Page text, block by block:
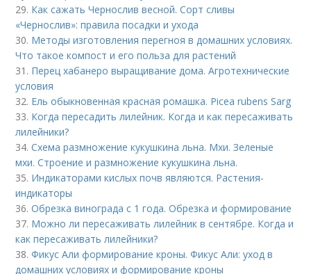
29. Как сажать Чернослив весной. Сорт сливы
«Чернослив»: правила посадки и ухода
30. Методы изготовления перегноя в домашних условиях.
Что такое компост и его польза для растений
31. Перец хабанеро выращивание дома. Агротехнические
условия
32. Ель обыкновенная красная ромашка. Picea rubens Sarg
33. Когда пересадить лилейник. Когда и как пересаживать
лилейники?
34.Схема размножение кукушкина льна. Мхи. Зеленые
мхи. Строение и размножение кукушкина льна.
35. Индикаторами кислых почв являются. Растения-
индикаторы
36.Обрезка винограда с 1 года. Обрезка и формирование
37. Можно ли пересаживать лилейник в сентябре. Когда и
как пересаживать лилейники?
38.Фикус Али формирование кроны. Фикус Али: уход в
домашних условиях и формирование кроны